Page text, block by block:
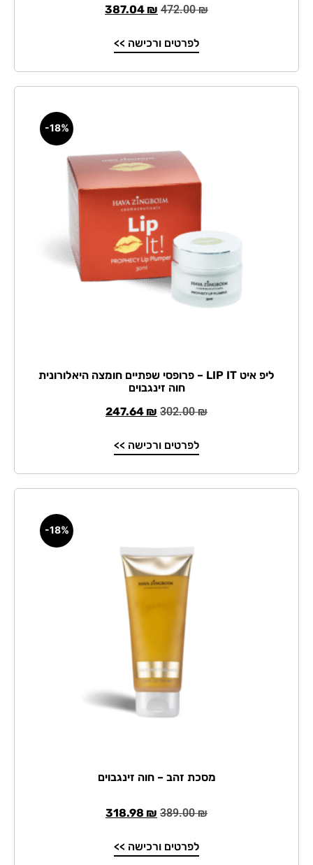
472.00₪
387.04 ₪
לפרטים ורכישה >>
-18%
ליפ איט LIP IT – פרופסי שפתיים חומצה היאלורונית
חוה זינגבוים
302.00₪
247.64 ₪
לפרטים ורכישה >>
-18%
מסכת זהב – חוה זינגבוים
389.00₪
318.98 ₪
לפרטים ורכישה >>